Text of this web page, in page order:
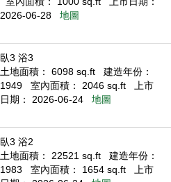
2026-06-28
地圖
臥3 浴3
土地面積： 6098 sq.ft
建造年份：
1949
室內面積： 2046 sq.ft
上市
日期： 2026-06-24
地圖
臥3 浴2
土地面積： 22521 sq.ft
建造年份：
1983
室內面積： 1654 sq.ft
上市